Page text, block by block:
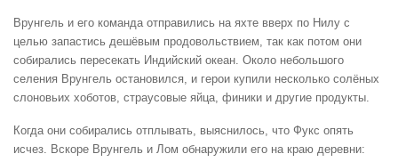
Врунгель и его команда отправились на яхте вверх по Нилу с
целью запастись дешёвым продовольствием, так как потом они
собирались пересекать Индийский океан. Около небольшого
селения Врунгель остановился, и герои купили несколько солёных
слоновьих хоботов, страусовые яйца, финики и другие продукты.
Когда они собирались отплывать, выяснилось, что Фукс опять
исчез. Вскоре Врунгель и Лом обнаружили его на краю деревни: